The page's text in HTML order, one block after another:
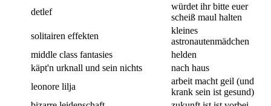
detlef
würdet ihr bitte euer
scheiß maul halten
solitairen effekten
kleines
astronautenmädchen
middle class fantasies
helden
käpt'n urknall und sein nichts
nach haus
leonore lilja
arbeit macht geil (und
krank sein ist gesund)